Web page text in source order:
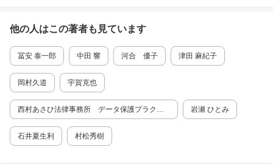
提供の制限（第24条関係） 第7節 個人関連
情報の第三者提供の制限等（第26条の2関係）
第8節 保有個人データに関する事項の公表
等（第27条第1項関係） 第9節 開示の方法
項関係） 第11節 利用停止等（第30条関
係） 第12節 民間団体による個人情報の保
護の推進（第4章第5節関係） 第13節 域外
適用（第4章第4節及び第6節並びに第6章関係）
第14節 罰則（第7章関係） 第15節 その
他の人はこの著者も見ています
冨安 泰一郎 中田 響 河合 優子 津田 麻紀子
岡村久道 宇賀克也
西村あさひ法律事務所 データ保護プラクテ
ィスグループ
岩瀬 ひとみ
石井夏生利 村松秀樹